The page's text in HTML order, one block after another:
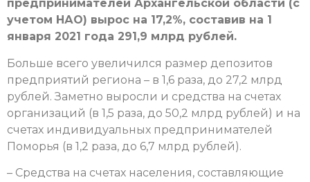
предпринимателей Архангельской области (с
учетом НАО) вырос на 17,2%, составив на 1
января 2021 года 291,9 млрд рублей.
Больше всего увеличился размер депозитов
предприятий региона – в 1,6 раза, до 27,2 млрд
рублей. Заметно выросли и средства на счетах
организаций (в 1,5 раза, до 50,2 млрд рублей) и на
счетах индивидуальных предпринимателей
Поморья (в 1,2 раза, до 6,7 млрд рублей).
– Средства на счетах населения, составляющие